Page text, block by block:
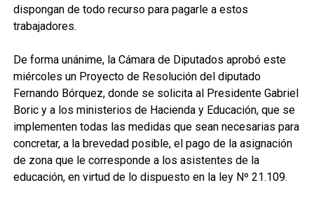
dispongan de todo recurso para pagarle a estos
trabajadores.
De forma unánime, la Cámara de Diputados aprobó este
miércoles un Proyecto de Resolución del diputado
Fernando Bórquez, donde se solicita al Presidente Gabriel
Boric y a los ministerios de Hacienda y Educación, que se
implementen todas las medidas que sean necesarias para
concretar, a la brevedad posible, el pago de la asignación
de zona que le corresponde a los asistentes de la
educación, en virtud de lo dispuesto en la ley Nº 21.109.